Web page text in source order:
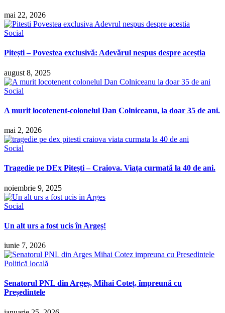
mai 22, 2026
Social
Pitești – Povestea exclusivă: Adevărul nespus despre aceștia
august 8, 2025
Social
A murit locotenent-colonelul Dan Colniceanu, la doar 35 de ani.
mai 2, 2026
Social
Tragedie pe DEx Pitești – Craiova. Viața curmată la 40 de ani.
noiembrie 9, 2025
Social
Un alt urs a fost ucis în Argeș!
iunie 7, 2026
Politică locală
Senatorul PNL din Argeș, Mihai Coteț, împreună cu
Președintele